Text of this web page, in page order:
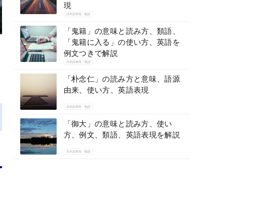
現
日本語表現・熟語
「鬼籍」の意味と読み方、類語、
「鬼籍に入る」の使い方、英語を
例文つきで解説
日本語表現・熟語
「朴念仁」の読み方と意味、語源
由来、使い方、英語表現
日本語表現・熟語
「御大」の意味と読み方、使い
方、例文、類語、英語表現を解説
日本語表現・熟語